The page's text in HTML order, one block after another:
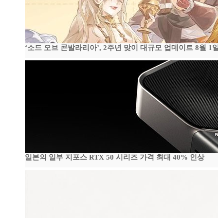
‘소드 오브 콘발라리아’, 2주년 맞이 대규모 업데이트 8월 1
일본의 일부 지포스 RTX 50 시리즈 가격 최대 40% 인상